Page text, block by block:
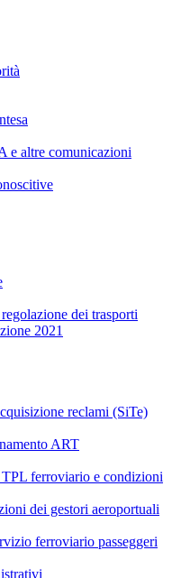
e altre comunicazioni
dei trasporti
2021
reclami (SiTe)
ART
ferroviario e condizioni
dei gestori aeroportuali
ferroviario passeggeri